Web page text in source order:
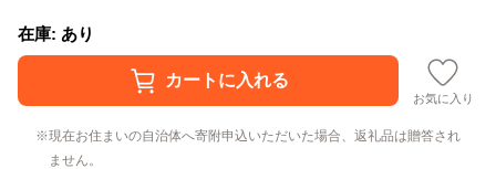
在庫: あり
お気に入り
現在お住まいの自治体へ寄附申込いただいた場合、返礼品は贈答され
ません。